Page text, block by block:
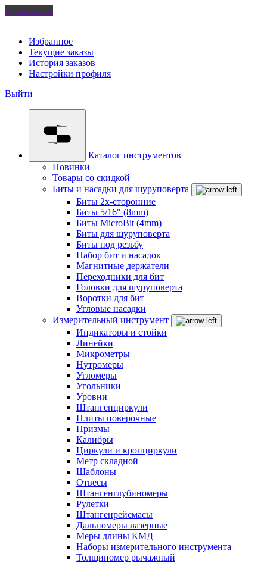
Удалить все
Избранное
Текущие заказы
История заказов
Настройки профиля
Выйти
Каталог инструментов
Новинки
Товары со скидкой
Биты и насадки для шуруповерта
Биты 2х-сторонние
Биты 5/16" (8mm)
Биты MicroBit (4mm)
Биты для шуруповерта
Биты под резьбу
Набор бит и насадок
Магнитные держатели
Переходники для бит
Головки для шуруповерта
Воротки для бит
Угловые насадки
Измерительный инструмент
Индикаторы и стойки
Линейки
Микрометры
Нутромеры
Угломеры
Угольники
Уровни
Штангенциркули
Плиты поверочные
Призмы
Калибры
Циркули и кронциркули
Метр складной
Шаблоны
Отвесы
Штангенглубиномеры
Рулетки
Штангенрейсмасы
Дальномеры лазерные
Меры длины КМД
Наборы измерительного инструмента
Толщиномер рычажный